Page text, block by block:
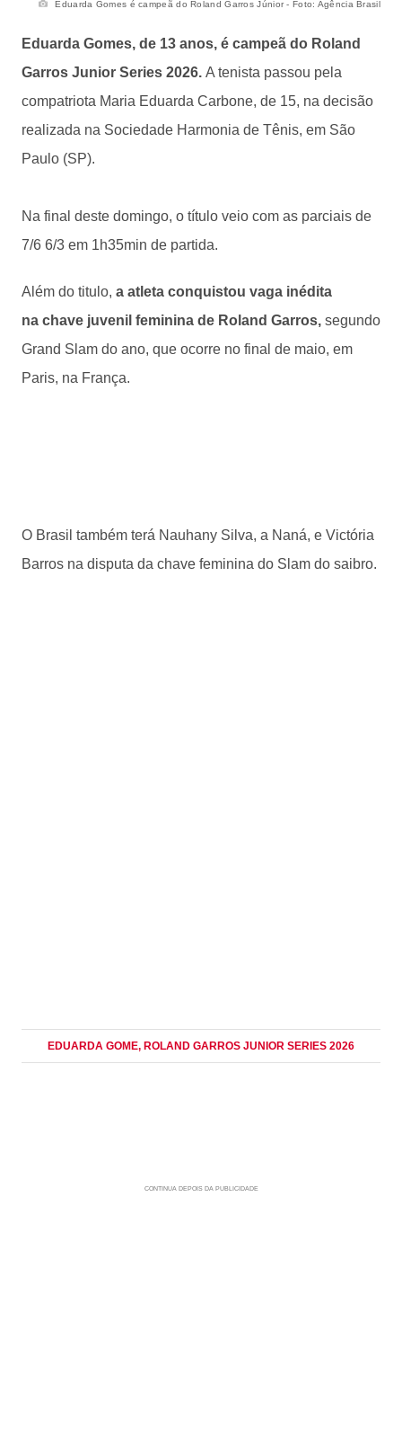
Eduarda Gomes é campeã do Roland Garros Júnior - Foto: Agência Brasil
Eduarda Gomes, de 13 anos, é campeã do Roland
Garros Junior Series 2026. A tenista passou pela
compatriota Maria Eduarda Carbone, de 15, na decisão
realizada na Sociedade Harmonia de Tênis, em São
Paulo (SP).
Na final deste domingo, o título veio com as parciais de
7/6 6/3 em 1h35min de partida.
Além do titulo, a atleta conquistou vaga inédita
na chave juvenil feminina de Roland Garros, segundo
Grand Slam do ano, que ocorre no final de maio, em
Paris, na França.
O Brasil também terá Nauhany Silva, a Naná, e Victória
Barros na disputa da chave feminina do Slam do saibro.
EDUARDA GOME, ROLAND GARROS JUNIOR SERIES 2026